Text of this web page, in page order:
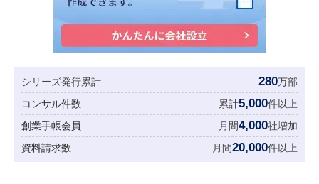
シリーズ発行累計 280万部
コンサル件数
累計5,000件以上
創業手帳会員
月間4,000社増加
資料請求数
月間20,000件以上